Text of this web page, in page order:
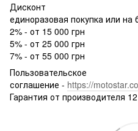
Дисконт
единоразовая покупка или на
2% - от 15 000 грн
5% - от 25 000 грн
7% - от 55 000 грн
Пользовательское
соглашение - https://
Гарантия от производителя